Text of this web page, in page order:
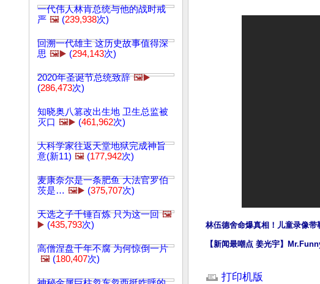
一代伟人林肯总统与他的战时戒
严 🖼️ (239,938次)
回溯一代雄主 这历史故事值得深
思 🖼️▶️ (294,143次)
2020年圣诞节总统致辞 🖼️▶️
(286,473次)
知晓奥八篡改出生地 卫生总监被
灭口 🖼️▶️ (461,962次)
大科学家往返天堂地狱完成神旨
意(新11) 🖼️ (177,942次)
麦康奈尔是一条肥鱼 大法官罗伯
茨是… 🖼️▶️ (375,707次)
天选之子千锤百炼 只为这一回 🖼️
▶️ (435,793次)
高僧涅盘千年不腐 为何惊倒一片
🖼️ (180,407次)
林伍德舍命爆真相！儿童录像
【新闻最嘲点 姜光宇】
打印机版